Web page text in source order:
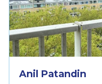
Anil Patandin